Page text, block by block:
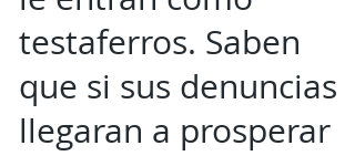
testaferros. Saben
que si sus denuncias
llegaran a prosperar